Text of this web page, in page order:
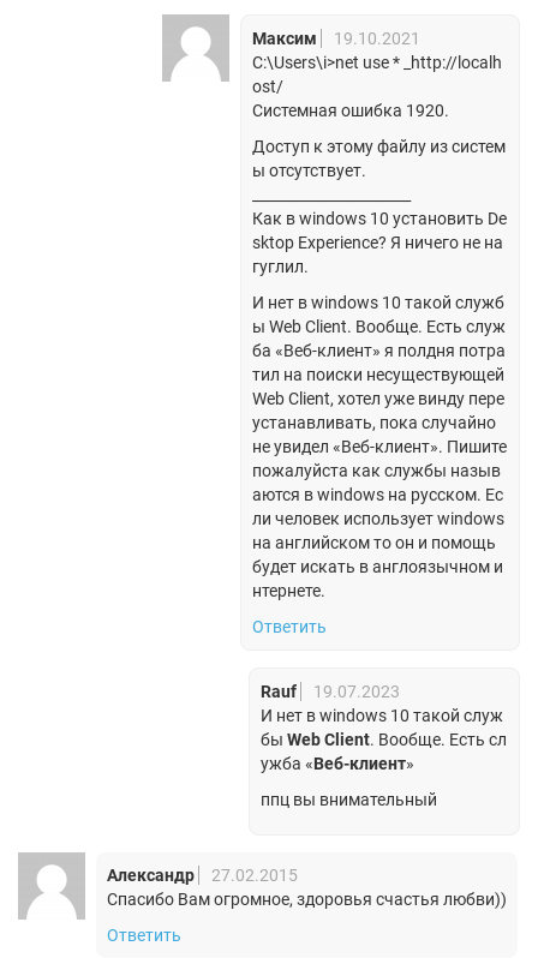
Максим
19.10.2021
C:\Users\i>net use * _http://localh
ost/
Системная ошибка 1920.
Доступ к этому файлу из систем
ы отсутствует.
Как в windows 10 установить De
sktop Experience? Я ничего не на
гуглил.
И нет в windows 10 такой служб
ы Web Client. Вообще. Есть служ
ба «Веб-клиент» я полдня потра
тил на поиски несуществующей
Web Client, хотел уже винду пере
устанавливать, пока случайно
не увидел «Веб-клиент». Пишите
пожалуйста как службы назыв
аются в windows на русском. Ес
ли человек использует windows
на английском то он и помощь
будет искать в англоязычном и
нтернете.
Ответить
Rauf
19.07.2023
И нет в windows 10 такой служ
бы Web Client. Вообще. Есть сл
ужба «Веб-клиент»
ппц вы внимательный
Александр
27.02.2015
Спасибо Вам огромное, здоровья счастья любви))
Ответить